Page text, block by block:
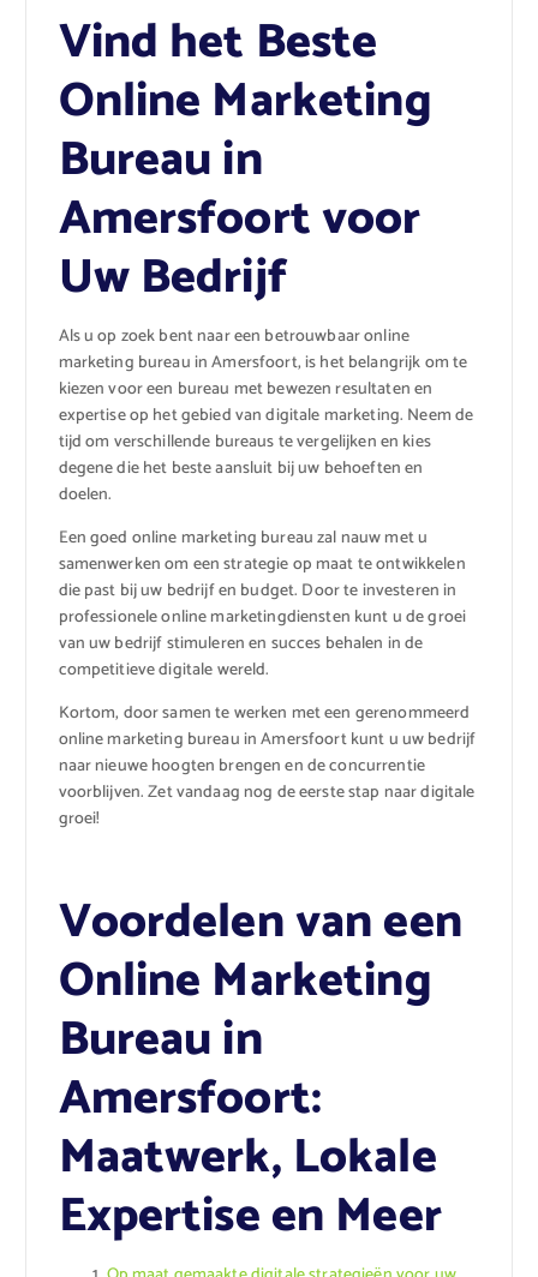
Vind het Beste
Online Marketing
Bureau in
Amersfoort voor
Uw Bedrijf
Als u op zoek bent naar een betrouwbaar online
marketing bureau in Amersfoort, is het belangrijk om te
kiezen voor een bureau met bewezen resultaten en
expertise op het gebied van digitale marketing. Neem de
tijd om verschillende bureaus te vergelijken en kies
degene die het beste aansluit bij uw behoeften en
doelen.
Een goed online marketing bureau zal nauw met u
samenwerken om een strategie op maat te ontwikkelen
die past bij uw bedrijf en budget. Door te investeren in
professionele online marketingdiensten kunt u de groei
van uw bedrijf stimuleren en succes behalen in de
competitieve digitale wereld.
Kortom, door samen te werken met een gerenommeerd
online marketing bureau in Amersfoort kunt u uw bedrijf
naar nieuwe hoogten brengen en de concurrentie
voorblijven. Zet vandaag nog de eerste stap naar digitale
groei!
Voordelen van een
Online Marketing
Bureau in
Amersfoort:
Maatwerk, Lokale
Expertise en Meer